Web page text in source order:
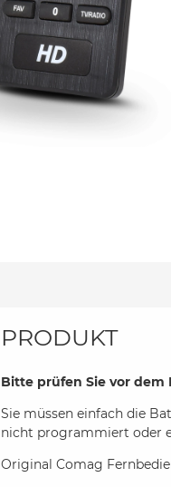
PRODUKT
Bitte prüfen Sie vor
Sie müssen einfach die
nicht programmiert oder
Original Comag